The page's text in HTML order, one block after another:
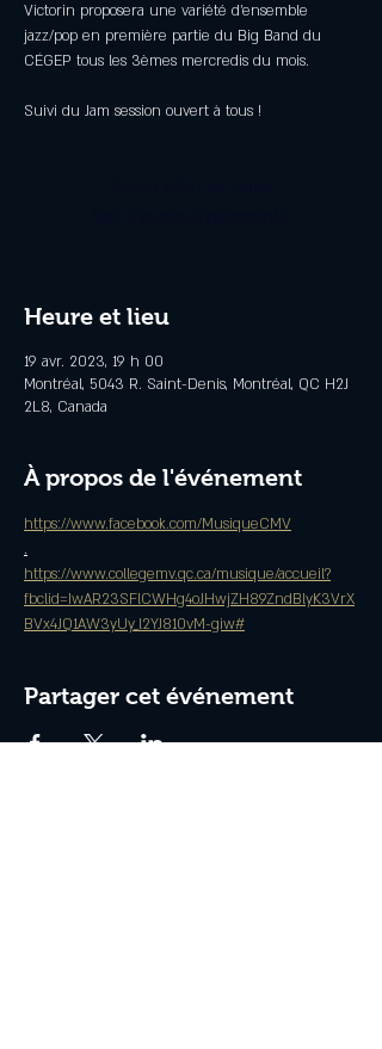
Victorin proposera une variété d’ensemble
jazz/pop en première partie du Big Band du
CÉGEP tous les 3èmes mercredis du mois.
Heure et lieu
19 avr. 2023, 19 h 00
Montréal, 5043 R. Saint-Denis, Montréal, QC H2J
2L8, Canada
À propos de l'événement
https://www.facebook.com/MusiqueCMV
.
https://www.collegemv.qc.ca/musique/accueil?
fbclid=IwAR23SFlCWHg4oJHwjZH89ZndBlyK3VrX
BVx4JQ1AW3yUy_l2YJ810vM-giw#
Partager cet événement